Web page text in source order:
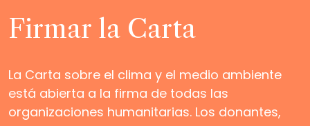
Firmar la Carta
La Carta sobre el clima y el medio ambiente
está abierta a la firma de todas las
organizaciones humanitarias. Los donantes,